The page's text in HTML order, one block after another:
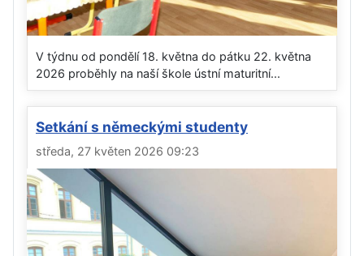
V týdnu od pondělí 18. května do pátku 22. května
2026 proběhly na naší škole ústní maturitní...
Setkání s německými studenty
středa, 27 květen 2026 09:23